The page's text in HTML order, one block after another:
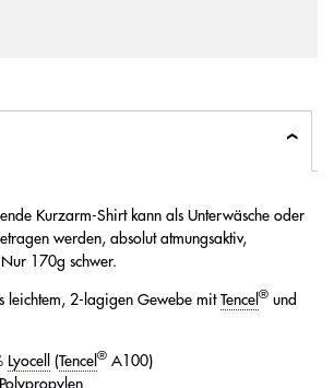
Kurzarm-Shirt kann als Unterwäsche oder
werden, absolut atmungsaktiv,
170g schwer.
leichtem, 2-lagigen Gewebe mitTencel ® und
Lyocell (Tencel ® A100)